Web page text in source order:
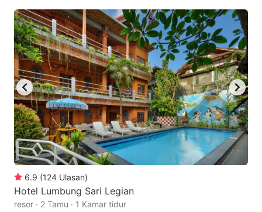
6.9 (124 Ulasan)
Hotel Lumbung Sari Legian
resor · 2 Tamu · 1 Kamar tidur